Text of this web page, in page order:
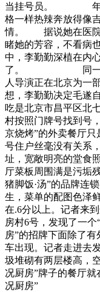
当挂号员。 年轻
格一样热辣奔放得
情。 据说她在医院
睹她的芳容，不看
中，李勤勤深植在内
了。 同一年，李
人导演正在北京为
想，李勤勤决定毛
吃是北京市昌平区北
村按照门牌号找到号
京烧烤”的外卖餐厅
号住户丝毫没有关系
址，宽敞明亮的堂食
厅菜板周围满是污垢
猪脚饭·汤”的品牌连
生，菜单的配图色泽
在.6分以上。记者来
房村6号，发现了一
房”的招牌下面除了
车出现。记者走进去
圾堆砌有两层楼高，
况厨房”牌子的餐厅
况厨房”